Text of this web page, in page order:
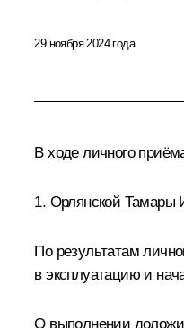
29 ноября 2024 года
В ходе личного
1. Орлянской Тамары
По результатам
в эксплуатацию и
О выполнении